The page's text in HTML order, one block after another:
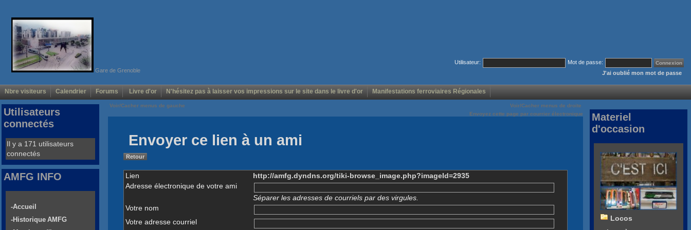
Gare de Grenoble
Utilisateur:
Mot de passe:
J'ai oublié mon mot de passe
Nbre visiteurs Calendrier Forums Livre d'or N'hésitez pas à laisser vos impressions sur le site dans le livre d'or Manifestations ferroviaires Régionales
Voir/Cacher menus de gauche
Voir/Cacher menus de droite
Envoyez cette page par courrier électronique
Envoyer ce lien à un ami
Retour
Lien
http://amfg.dyndns.org/tiki-browse_image.php?imageId=2935
Adresse électronique de votre ami
Séparer les adresses de courriels par des virgules.
Votre nom
Votre adresse courriel
Utilisateurs
connectés
Il y a 171 utilisateurs
connectés
AMFG INFO
-Accueil
-Historique AMFG
Materiel
d'occasion
Locos